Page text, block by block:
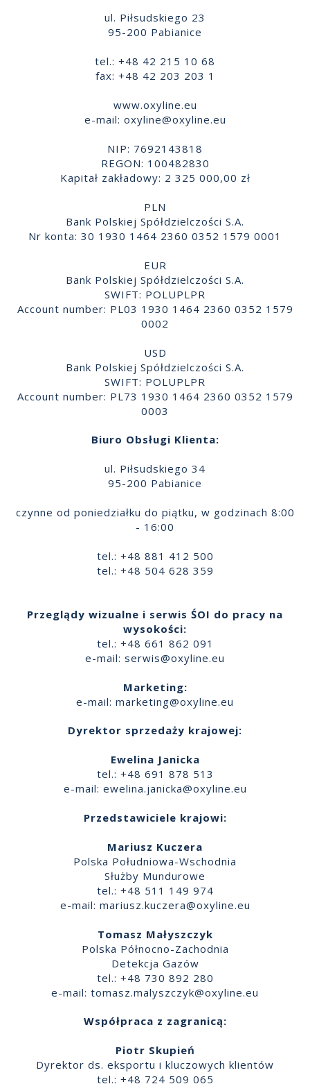
ul. Piłsudskiego 23
95-200 Pabianice
tel.: +48 42 215 10 68
fax: +48 42 203 203 1
www.oxyline.eu
e-mail: oxyline@oxyline.eu
NIP: 7692143818
REGON: 100482830
Kapitał zakładowy: 2 325 000,00 zł
PLN
Bank Polskiej Spółdzielczości S.A.
Nr konta: 30 1930 1464 2360 0352 1579 0001
EUR
Bank Polskiej Spółdzielczości S.A.
SWIFT: POLUPLPR
Account number: PL03 1930 1464 2360 0352 1579
0002
USD
Bank Polskiej Spółdzielczości S.A.
SWIFT: POLUPLPR
Account number: PL73 1930 1464 2360 0352 1579
0003
Biuro Obsługi Klienta:
ul. Piłsudskiego 34
95-200 Pabianice
czynne od poniedziałku do piątku, w godzinach 8:00
- 16:00
tel.: +48 881 412 500
tel.: +48 504 628 359
Przeglądy wizualne i serwis ŚOI do pracy na
wysokości:
tel.: +48 661 862 091
e-mail: serwis@oxyline.eu
Marketing:
e-mail: marketing@oxyline.eu
Dyrektor sprzedaży krajowej:
Ewelina Janicka
tel.: +48 691 878 513
e-mail: ewelina.janicka@oxyline.eu
Przedstawiciele krajowi:
Mariusz Kuczera
Polska Południowa-Wschodnia
Służby Mundurowe
tel.: +48 511 149 974
e-mail: mariusz.kuczera@oxyline.eu
Tomasz Małyszczyk
Polska Północno-Zachodnia
Detekcja Gazów
tel.: +48 730 892 280
e-mail: tomasz.malyszczyk@oxyline.eu
Współpraca z zagranicą:
Piotr Skupień
Dyrektor ds. eksportu i kluczowych klientów
tel.: +48 724 509 065